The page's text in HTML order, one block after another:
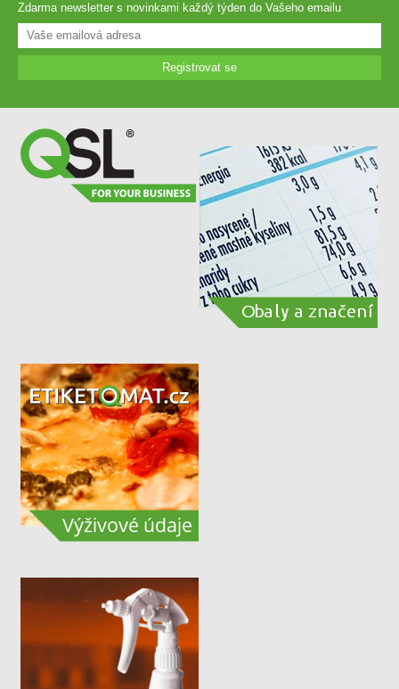
Zdarma newsletter s novinkami každý týden do Vašeho emailu
Registrovat se